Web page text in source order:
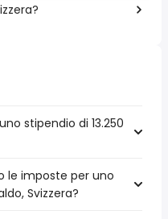
stipendio di 13.250
le imposte per uno
Svizzera?